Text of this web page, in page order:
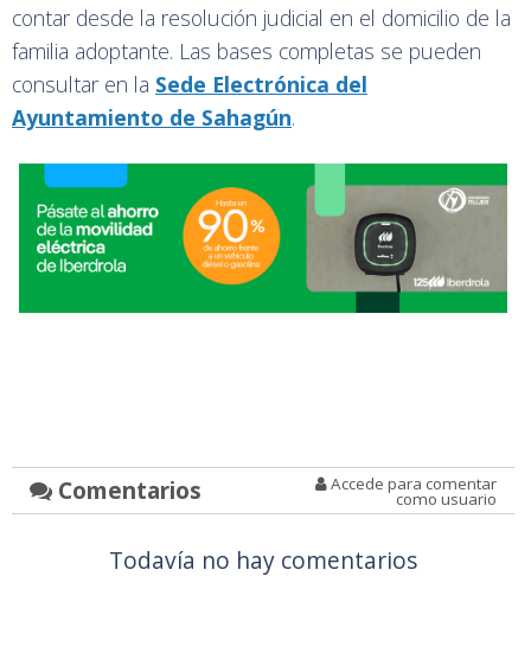
contar desde la resolución judicial en el domicilio de la
familia adoptante. Las bases completas se pueden
consultar en la Sede Electrónica del
Ayuntamiento de Sahagún.
Comentarios Accede para comentar
como usuario
Todavía no hay comentarios